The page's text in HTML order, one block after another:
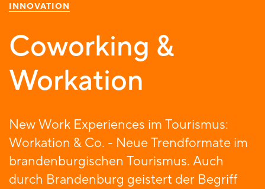
INNOVATION
Coworking &
Workation
New Work Experiences im Tourismus:
Workation & Co. - Neue Trendformate im
brandenburgischen Tourismus. Auch
durch Brandenburg geistert der Begriff